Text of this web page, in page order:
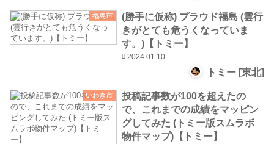
福島市
(勝手に仮称) プラウド福島 (雲行
きがとても危うくなっていま
す。)【トミー】
2024.01.10
トミー [東北]
いわき市
投稿記事数が100を超えたの
で、これまでの成績をマッピン
グしてみた (トミー版スムラボ
物件マップ)【トミー】